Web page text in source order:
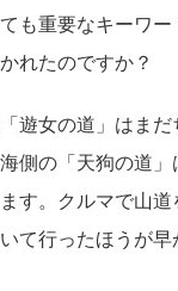
も重要なキーワー
れたのですか？
遊女の道」はまだ
側の「天狗の道
す。クルマで山道
て行ったほうが